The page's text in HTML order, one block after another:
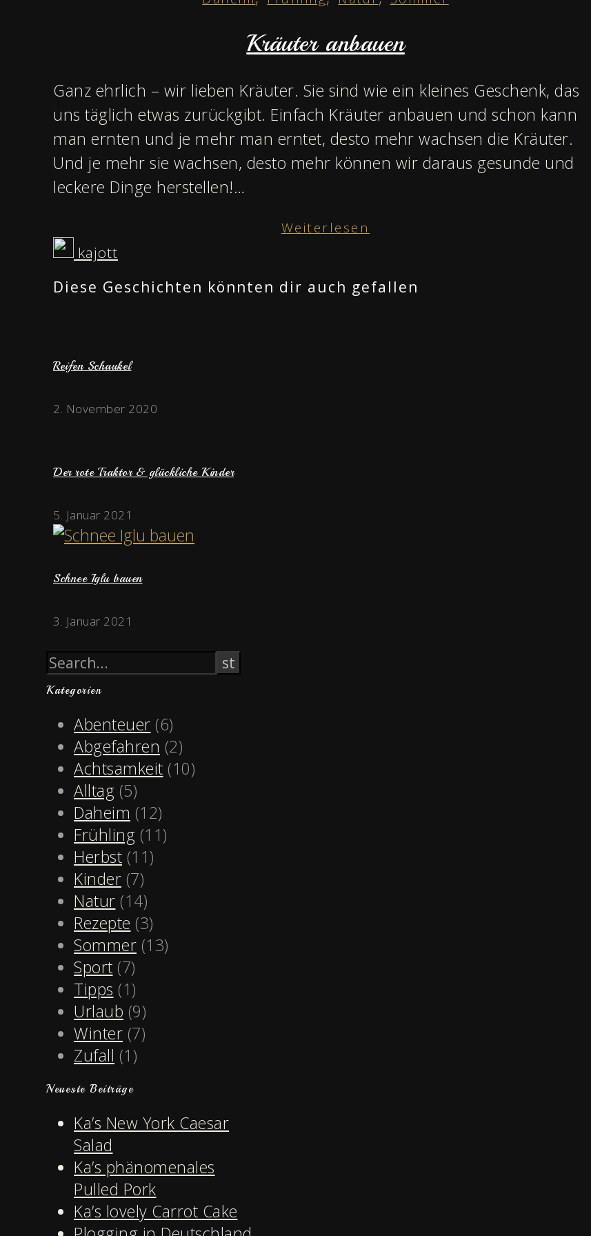
Kräuter anbauen
Ganz ehrlich – wir lieben Kräuter. Sie sind wie ein kleines Geschenk, das
uns täglich etwas zurückgibt. Einfach Kräuter anbauen und schon kann
man ernten und je mehr man erntet, desto mehr wachsen die Kräuter.
Und je mehr sie wachsen, desto mehr können wir daraus gesunde und
leckere Dinge herstellen!…
Weiterlesen
kajott
Diese Geschichten könnten dir auch gefallen
Reifen Schaukel
2. November 2020
Der rote Traktor & glückliche Kinder
5. Januar 2021
Schnee Iglu bauen
3. Januar 2021
Kategorien
Abenteuer (6)
Abgefahren (2)
Achtsamkeit (10)
Alltag (5)
Daheim (12)
Frühling (11)
Herbst (11)
Kinder (7)
Natur (14)
Rezepte (3)
Sommer (13)
Sport (7)
Tipps (1)
Urlaub (9)
Winter (7)
Zufall (1)
Neueste Beiträge
Ka’s New York Caesar
Salad
Ka’s phänomenales
Pulled Pork
Ka’s lovely Carrot Cake